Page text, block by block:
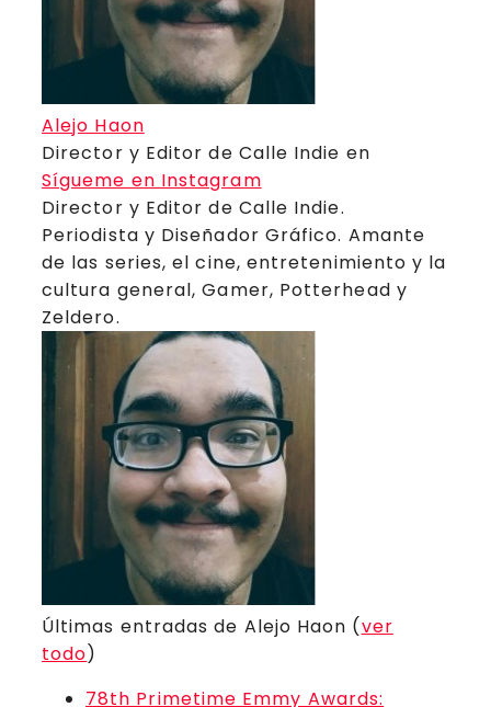
Alejo Haon
Director y Editor de Calle Indie en
Sígueme en Instagram
Director y Editor de Calle Indie.
Periodista y Diseñador Gráfico. Amante
de las series, el cine, entretenimiento y la
cultura general, Gamer, Potterhead y
Zeldero.
Últimas entradas de Alejo Haon (ver
todo)
78th Primetime Emmy Awards: